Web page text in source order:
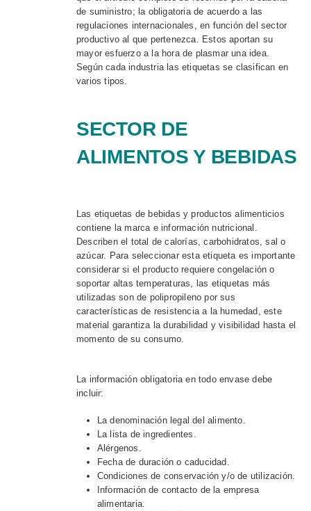
de suministro; la obligatoria de acuerdo a las
regulaciones internacionales, en función del sector
productivo al que pertenezca. Estos aportan su
mayor esfuerzo a la hora de plasmar una idea.
Según cada industria las etiquetas se clasifican en
varios tipos.
SECTOR DE
ALIMENTOS Y BEBIDAS
Las etiquetas de bebidas y productos alimenticios
contiene la marca e información nutricional.
Describen el total de calorías, carbohidratos, sal o
azúcar. Para seleccionar esta etiqueta es importante
considerar si el producto requiere congelación o
soportar altas temperaturas, las etiquetas más
utilizadas son de polipropileno por sus
características de resistencia a la humedad, este
material garantiza la durabilidad y visibilidad hasta el
momento de su consumo.
La información obligatoria en todo envase debe
incluir:
La denominación legal del alimento.
La lista de ingredientes.
Alérgenos.
Fecha de duración o caducidad.
Condiciones de conservación y/o de utilización.
Información de contacto de la empresa
alimentaria.